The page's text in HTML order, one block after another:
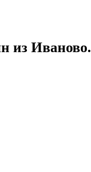
из Иваново.